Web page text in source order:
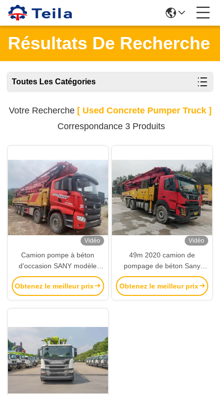
Résultats De Recherche
Toutes Les Catégories
Votre Recherche [ Used Concrete Pumper Truck ]
Correspondance 3 Produits
Vidéo
Camion pompe à béton
d'occasion SANY modèle
2022, 65m SYM5541THBF
pour la construction de
bâtiments de grande hauteur
Obtenez le meilleur prix
Vidéo
49m 2020 camion de
pompage de béton Sany
utilisé avec un châssis Volvo
robuste
Obtenez le meilleur prix